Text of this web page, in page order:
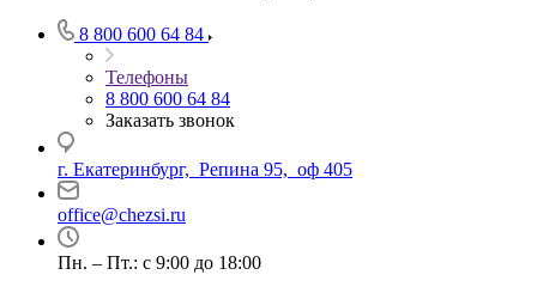
8 800 600 64 84
Телефоны
8 800 600 64 84
Заказать звонок
г. Екатеринбург, Репина 95, оф 405
office@chezsi.ru
Пн. – Пт.: с 9:00 до 18:00